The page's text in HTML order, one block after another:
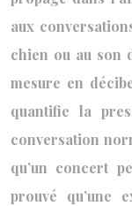
aux
chien ou au son
mesure en
quantifie la
conversation
qu’un concert
prouvé qu’une